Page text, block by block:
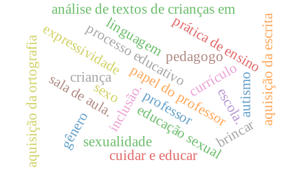
currículo
prática de ensino
papel do professor
inclusão.
expressividade
professor
sala de aula. aquisição da escrita
aquisição da ortografia
análise de textos de crianças em
pedagogo
processo educativo
educação sexual
sexo
sexualidade
criança
brincar
escola.
gênero
cuidar e educar
linguagem
autismo